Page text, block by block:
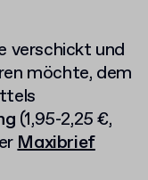
verschickt und
möchte, dem
(1,95-2,25 €,
Maxibrief